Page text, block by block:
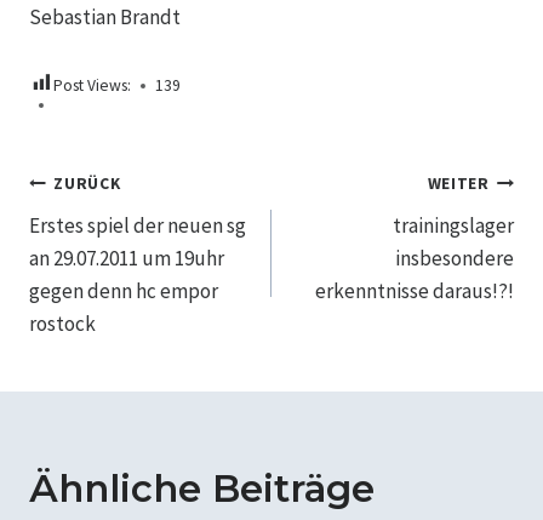
Sebastian Brandt
Post Views: 139
Beitragsnavigation
ZURÜCK
Erstes spiel der neuen sg
an 29.07.2011 um 19uhr
gegen denn hc empor
rostock
WEITER
trainingslager
insbesondere
erkenntnisse daraus!?!
Ähnliche Beiträge